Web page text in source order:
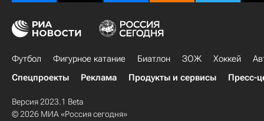
Футбол Фигурное катание Биатлон ЗОЖ Хоккей
Спецпроекты
Реклама Продукты и сервисы Пресс-
Версия 2023.1 Beta
© 2026 МИА «Россия сегодня»